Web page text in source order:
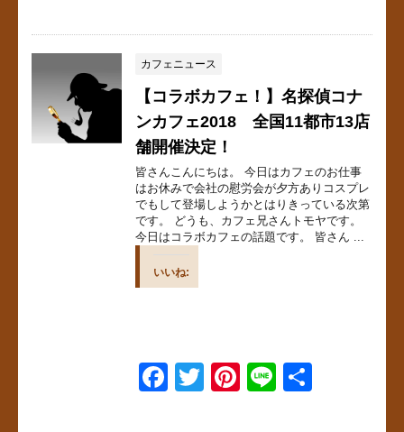
c
e
b
o
o
k
tt
er
er
st
e
カフェニュース
【コラボカフェ！】名探偵コナ
ンカフェ2018 全国11都市13店
舗開催決定！
皆さんこんにちは。 今日はカフェのお仕事
はお休みで会社の慰労会が夕方ありコスプレ
でもして登場しようかとはりきっている次第
です。 どうも、カフェ兄さんトモヤです。
今日はコラボカフェの話題です。 皆さん ...
いいね:
F
T
Pi
Li